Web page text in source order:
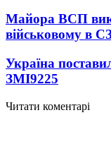
Майора ВСП
військовому в
Україна
ЗМІ9225
Читати коментарі